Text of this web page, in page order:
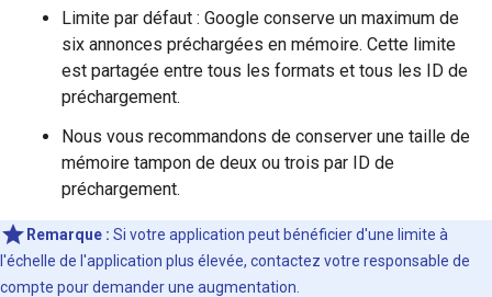
Limite par défaut : Google conserve un maximum de
six annonces préchargées en mémoire. Cette limite
est partagée entre tous les formats et tous les ID de
préchargement.
Nous vous recommandons de conserver une taille de
mémoire tampon de deux ou trois par ID de
préchargement.
Remarque : Si votre application peut bénéficier d'une limite à
l'échelle de l'application plus élevée, contactez votre responsable de
compte pour demander une augmentation.